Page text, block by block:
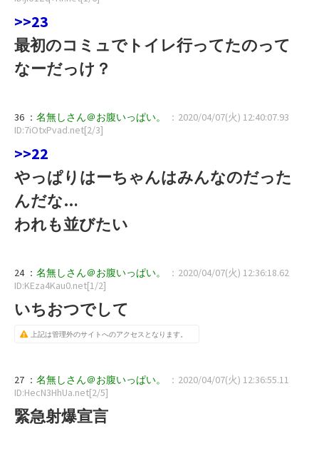
>>23
最初のコミュでトイレ行ってたのって
なーだっけ？
36 ： 名無しさん＠お腹いっぱい。
：2020/04/07(火) 12:40:07.93
ID:7iOtxPvad.net[2/3]
>>22
やっぱりはーちゃんはみんなのだった
んだな…
われも並びたい
24 ： 名無しさん＠お腹いっぱい。
：2020/04/07(火) 12:36:18.62
ID:KEza4Kau0.net[1/2]
いちおつでして
上記は管理外のサイトへのアクセスとなります。
27 ： 名無しさん＠お腹いっぱい。
：2020/04/07(火) 12:36:55.11
ID:HecN3HhUa.net[2/5]
緊急射爆宣言